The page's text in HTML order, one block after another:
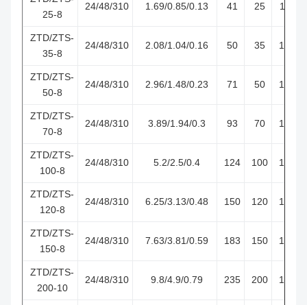
25-8
24/48/310 1.69/0.85/0.13 41 25 1150
ZTD/ZTS-
35-8
24/48/310 2.08/1.04/0.16 50 35 1200
ZTD/ZTS-
50-8
24/48/310 2.96/1.48/0.23 71 50 1200
ZTD/ZTS-
70-8
24/48/310 3.89/1.94/0.3 93 70 1250
ZTD/ZTS-
100-8
24/48/310 5.2/2.5/0.4 124 100 1250
ZTD/ZTS-
120-8
24/48/310 6.25/3.13/0.48 150 120 1300
ZTD/ZTS-
150-8
24/48/310 7.63/3.81/0.59 183 150 1300
ZTD/ZTS-
200-10
24/48/310 9.8/4.9/0.79 235 200 1400